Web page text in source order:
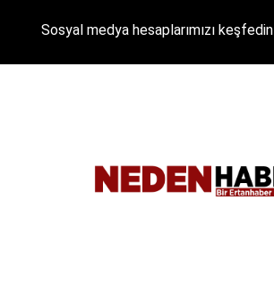
Sosyal medya hesaplarımızı keşfedin